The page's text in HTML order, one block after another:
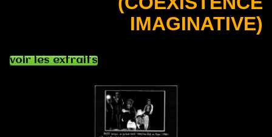
IMAGINATIVE)
voir les extraits